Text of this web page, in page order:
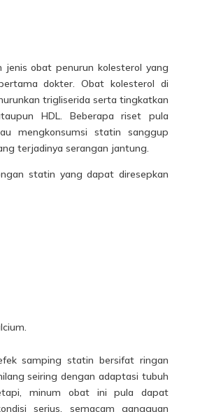
jenis obat penurun kolesterol yang
dokter. Obat kolesterol di
trigliserida serta tingkatkan
HDL. Beberapa riset pula
mengkonsumsi statin sanggup
terjadinya serangan jantung.
statin yang dapat diresepkan
samping statin bersifat ringan
seiring dengan adaptasi tubuh
minum obat ini pula dapat
serius, semacam gangguan